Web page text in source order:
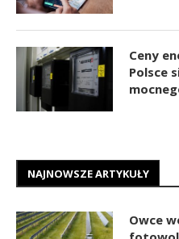
Ceny
Polsce
NAJNOWSZE ARTYKUŁY
Owce